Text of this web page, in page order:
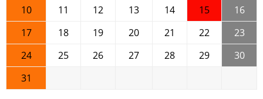
10
11 12 13 14 15
16
17
18 19 20 21 22
23
24
25 26 27 28 29
30
31